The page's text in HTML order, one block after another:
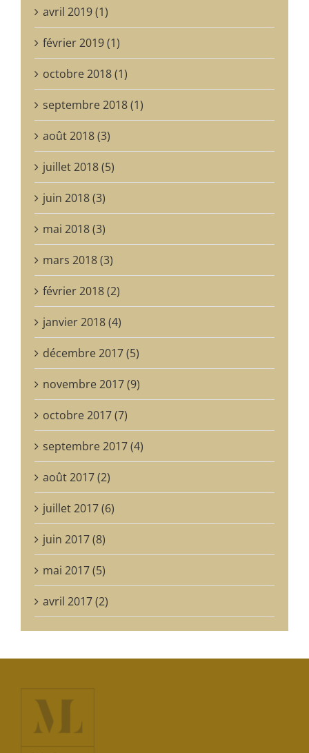
avril 2019 (1)
février 2019 (1)
octobre 2018 (1)
septembre 2018 (1)
août 2018 (3)
juillet 2018 (5)
juin 2018 (3)
mai 2018 (3)
mars 2018 (3)
février 2018 (2)
janvier 2018 (4)
décembre 2017 (5)
novembre 2017 (9)
octobre 2017 (7)
septembre 2017 (4)
août 2017 (2)
juillet 2017 (6)
juin 2017 (8)
mai 2017 (5)
avril 2017 (2)